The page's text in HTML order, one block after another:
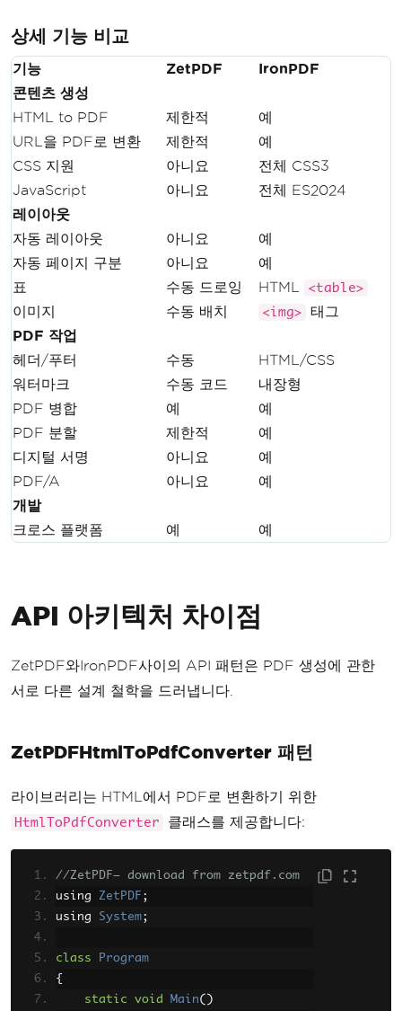
상세 기능 비교
기능 ZetPDF
IronPDF
콘텐츠 생성
HTML to PDF
제한적
예
URL을 PDF로 변환
제한적
예
CSS 지원
아니요
전체 CSS3
JavaScript
아니요
전체 ES2024
레이아웃
자동 레이아웃
아니요
예
자동 페이지 구분
아니요
예
표
수동 드로잉 HTML <table>
이미지 수동 배치 <img>
태그
PDF 작업
헤더/푸터
수동
HTML/CSS
워터마크
수동 코드
내장형
PDF 병합
예
예
PDF 분할
제한적
예
디지털 서명
아니요
예
PDF/A
아니요
예
개발
크로스 플랫폼
예 예
API 아키텍처 차이점
ZetPDF와IronPDF사이의 API 패턴은 PDF 생성에 관한
서로 다른 설계 철학을 드러냅니다.
ZetPDFHtmlToPdfConverter 패턴
라이브러리는 HTML에서 PDF로 변환하기 위한
HtmlToPdfConverter 클래스를 제공합니다:
//ZetPDF— download from zetpdf.com
using ZetPDF ;
using System;
class
Program
{
static
void Main()